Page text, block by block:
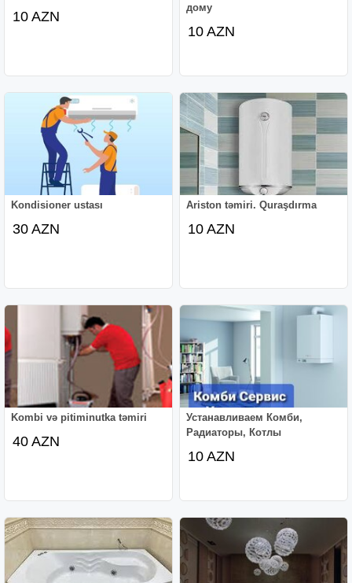
10 AZN
дому
10 AZN
Kondisioner ustası
30 AZN
Ariston təmiri. Quraşdırma
10 AZN
Kombi və pitiminutka təmiri
40 AZN
Устанавливаем Комби,
Радиаторы, Котлы
10 AZN